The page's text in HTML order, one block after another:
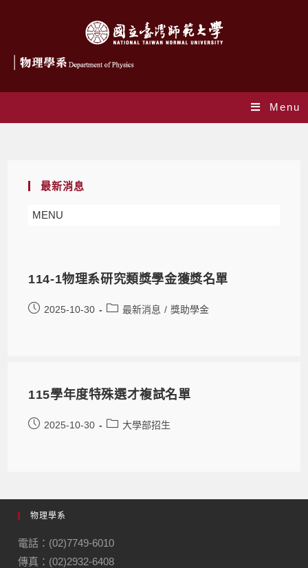
Menu
最新消息
MENU
114-1物理系研究類獎學金獲獎名單
2025-10-30 最新消息 / 獎助學金
115學年度特殊選才複試名單
2025-10-30 大學部招生
物理學系
電話：(02)7749-6010
傳真：(02)2932-6408